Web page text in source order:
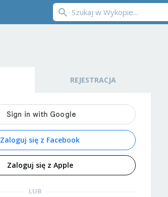
REJESTRACJA
Zaloguj się z Facebook
Zaloguj się z Apple
LUB